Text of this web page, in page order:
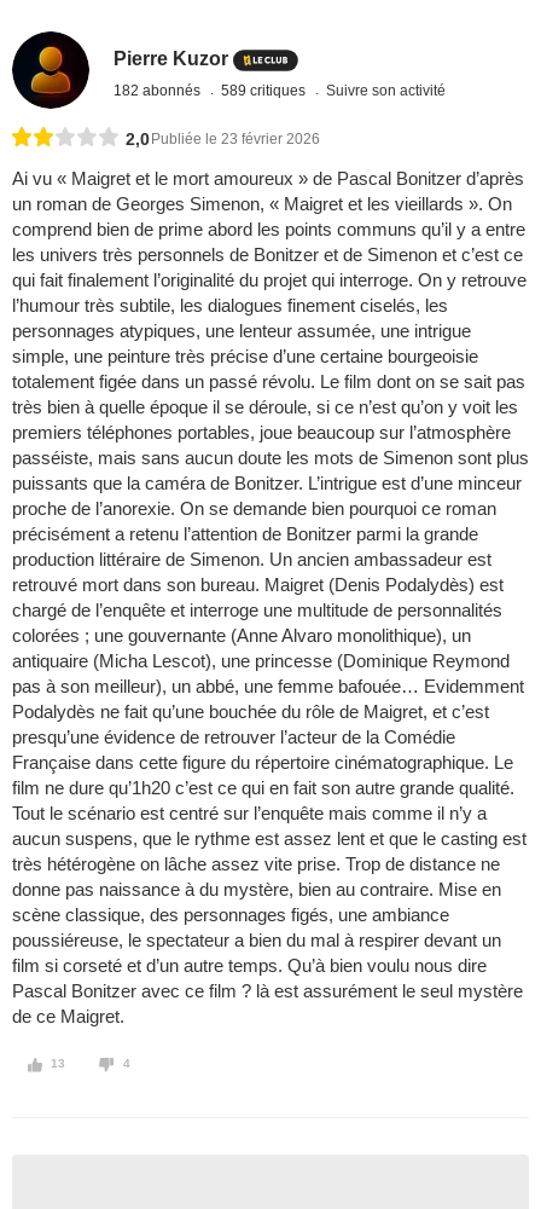
Pierre Kuzor
182 abonnés 589 critiques Suivre son activité
2,0 Publiée le 23 février 2026
Ai vu « Maigret et le mort amoureux » de Pascal Bonitzer d’après
un roman de Georges Simenon, « Maigret et les vieillards ». On
comprend bien de prime abord les points communs qu’il y a entre
les univers très personnels de Bonitzer et de Simenon et c’est ce
qui fait finalement l’originalité du projet qui interroge. On y retrouve
l’humour très subtile, les dialogues finement ciselés, les
personnages atypiques, une lenteur assumée, une intrigue
simple, une peinture très précise d’une certaine bourgeoisie
totalement figée dans un passé révolu. Le film dont on se sait pas
très bien à quelle époque il se déroule, si ce n’est qu’on y voit les
premiers téléphones portables, joue beaucoup sur l’atmosphère
passéiste, mais sans aucun doute les mots de Simenon sont plus
puissants que la caméra de Bonitzer. L’intrigue est d’une minceur
proche de l’anorexie. On se demande bien pourquoi ce roman
précisément a retenu l’attention de Bonitzer parmi la grande
production littéraire de Simenon. Un ancien ambassadeur est
retrouvé mort dans son bureau. Maigret (Denis Podalydès) est
chargé de l’enquête et interroge une multitude de personnalités
colorées ; une gouvernante (Anne Alvaro monolithique), un
antiquaire (Micha Lescot), une princesse (Dominique Reymond
pas à son meilleur), un abbé, une femme bafouée… Evidemment
Podalydès ne fait qu’une bouchée du rôle de Maigret, et c’est
presqu’une évidence de retrouver l’acteur de la Comédie
Française dans cette figure du répertoire cinématographique. Le
film ne dure qu’1h20 c’est ce qui en fait son autre grande qualité.
Tout le scénario est centré sur l’enquête mais comme il n’y a
aucun suspens, que le rythme est assez lent et que le casting est
très hétérogène on lâche assez vite prise. Trop de distance ne
donne pas naissance à du mystère, bien au contraire. Mise en
scène classique, des personnages figés, une ambiance
poussiéreuse, le spectateur a bien du mal à respirer devant un
film si corseté et d’un autre temps. Qu’à bien voulu nous dire
Pascal Bonitzer avec ce film ? là est assurément le seul mystère
de ce Maigret.
13 4